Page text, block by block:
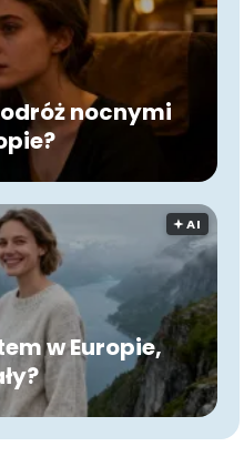
nocnymi
🟅 AI
w Europie,